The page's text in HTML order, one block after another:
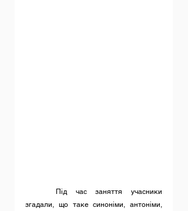
згадали, що таке синоніми, антоніми,